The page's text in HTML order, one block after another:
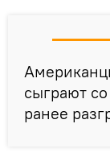
сыграют
ранее